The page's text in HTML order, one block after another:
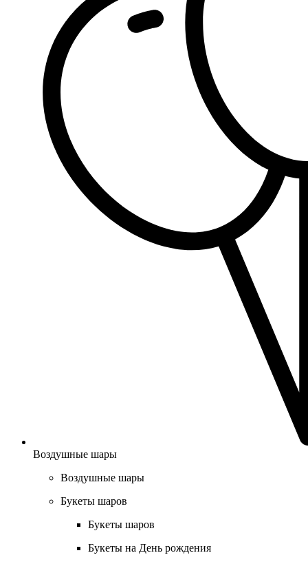
Воздушные шары
Воздушные шары
Букеты шаров
Букеты шаров
Букеты на День рождения